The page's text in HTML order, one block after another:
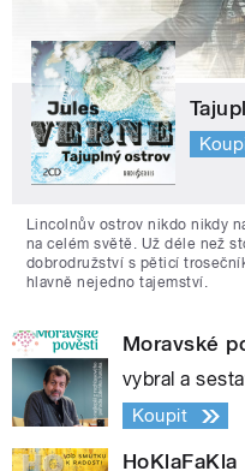
Lincolnův ostrov nikdo nikdy
na celém světě. Už déle než
dobrodružství s pěticí
hlavně nejedno tajemství.
Moravské
vybral a
Koupit
HoKlaFaKla